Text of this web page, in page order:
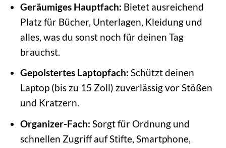
Geräumiges Hauptfach: Bietet ausreichend
Platz für Bücher, Unterlagen, Kleidung und
alles, was du sonst noch für deinen Tag
brauchst.
Gepolstertes Laptopfach: Schützt deinen
Laptop (bis zu 15 Zoll) zuverlässig vor Stößen
und Kratzern.
Organizer-Fach: Sorgt für Ordnung und
schnellen Zugriff auf Stifte, Smartphone,